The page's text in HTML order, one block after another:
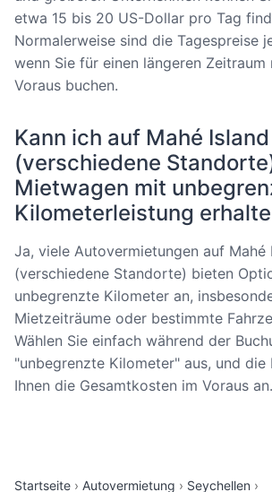
etwa 15 bis 20 US-Dollar pro Tag
Normalerweise sind die Tagespreise
wenn Sie für einen längeren Zeitraum
Voraus buchen.
Kann ich auf Mahé Island
(verschiedene
Mietwagen mit
Kilometerleistung
Ja, viele Autovermietungen auf Mahé
(verschiedene Standorte) bieten
unbegrenzte Kilometer an,
Mietzeiträume oder bestimmte
Wählen Sie einfach während der
"unbegrenzte Kilometer" aus, und
Ihnen die Gesamtkosten im Voraus an.
Startseite Autovermietung Seychellen